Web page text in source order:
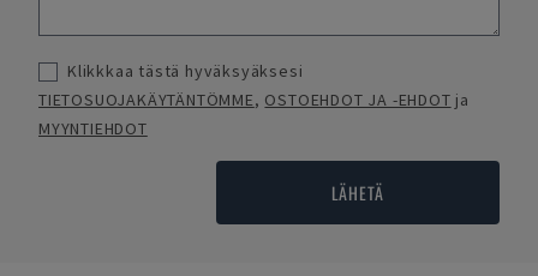
Klikkkaa tästä hyväksyäksesi
TIETOSUOJAKÄYTÄNTÖMME, OSTOEHDOT JA -EHDOT ja
MYYNTIEHDOT
LÄHETÄ